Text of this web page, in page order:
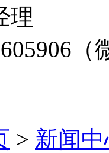
理
（
> 新闻